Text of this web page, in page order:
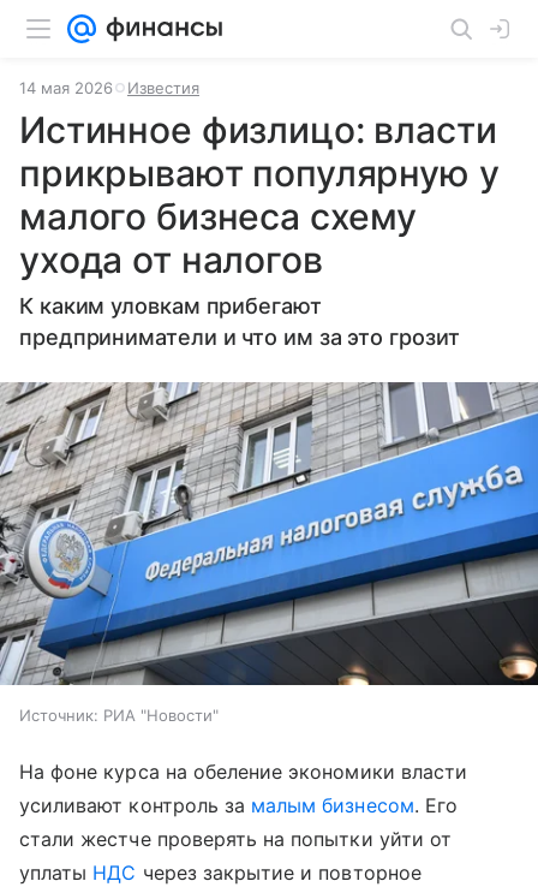
14 мая 2026 Известия
Истинное физлицо: власти
прикрывают популярную у
малого бизнеса схему
ухода от налогов
К каким уловкам прибегают
предприниматели и что им за это грозит
Источник: РИА "Новости"
На фоне курса на обеление экономики власти
усиливают контроль за малым бизнесом. Его
стали жестче проверять на попытки уйти от
уплаты НДС через закрытие и повторное